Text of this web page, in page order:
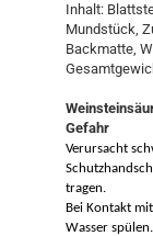
Inhalt:
Mundstück,
Backmatte,
Gefahr
Verursacht
tragen.
Bei Kontakt
Wasser